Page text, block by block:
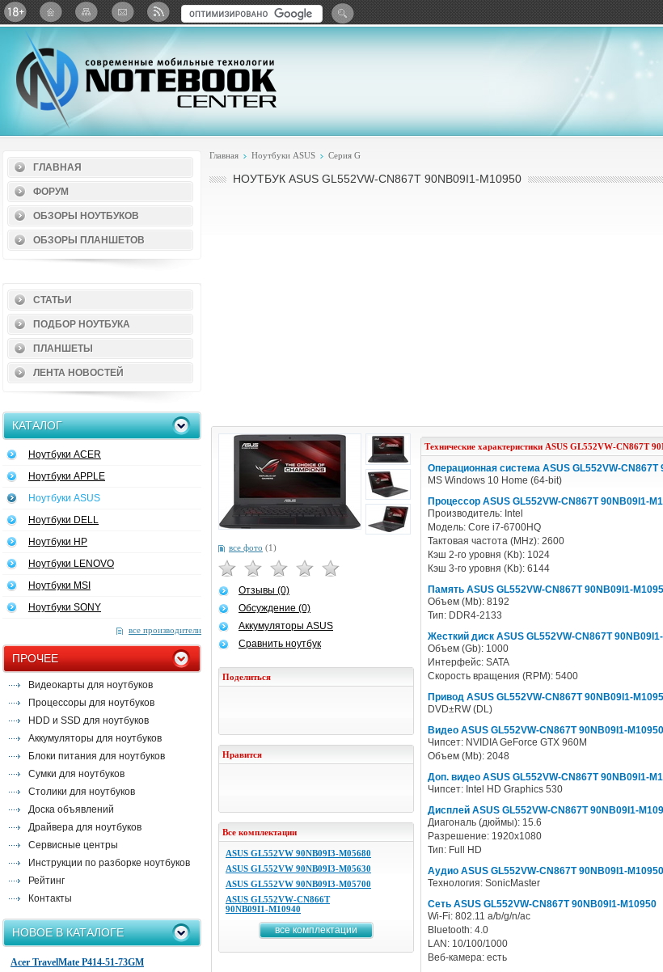
Twitter ВКонтактеGoogle+Яндекс: Каталог виджетов
ГЛАВНАЯ
ФОРУМ
ОБЗОРЫ НОУТБУКОВ
ОБЗОРЫ ПЛАНШЕТОВ
СТАТЬИ
ПОДБОР НОУТБУКА
ПЛАНШЕТЫ
ЛЕНТА НОВОСТЕЙ
КАТАЛОГ
Ноутбуки ACER
Ноутбуки APPLE
Ноутбуки ASUS
Ноутбуки DELL
Ноутбуки HP
Ноутбуки LENOVO
Ноутбуки MSI
Ноутбуки SONY
все производители
ПРОЧЕЕ
Видеокарты для ноутбуков
Процессоры для ноутбуков
HDD и SSD для ноутбуков
Аккумуляторы для ноутбуков
Блоки питания для ноутбуков
Сумки для ноутбуков
Столики для ноутбуков
Доска объявлений
Драйвера для ноутбуков
Сервисные центры
Инструкции по разборке ноутбуков
Рейтинг
Контакты
НОВОЕ В КАТАЛОГЕ
Acer TravelMate P414-51-73GM
Главная Ноутбуки ASUS Серия G
НОУТБУК ASUS GL552VW-CN867T 90NB09I1-M10950
все фото (1)
Отзывы (0)
Обсуждение (0)
Аккумуляторы ASUS
Сравнить ноутбук
Поделиться
Нравится
Все комплектации
ASUS GL552VW 90NB09I3-M05680
ASUS GL552VW 90NB09I3-M05630
ASUS GL552VW 90NB09I3-M05700
ASUS GL552VW-CN866T
90NB09I1-M10940
все комплектации
Технические характеристики ASUS GL552VW-CN867T
Операционная система ASUS GL552VW-CN867T
MS Windows 10 Home (64-bit)
Процессор ASUS GL552VW-CN867T 90NB09I1-
Производитель: Intel
Модель: Core i7-6700HQ
Тактовая частота (MHz): 2600
Кэш 2-го уровня (Kb): 1024
Кэш 3-го уровня (Kb): 6144
Память ASUS GL552VW-CN867T 90NB09I1-
Объем (Mb): 8192
Тип: DDR4-2133
Жесткий диск ASUS GL552VW-CN867T
Объем (Gb): 1000
Интерфейс: SATA
Скорость вращения (RPM): 5400
Привод ASUS GL552VW-CN867T 90NB09I1-
DVD±RW (DL)
Видео ASUS GL552VW-CN867T 90NB09I1-M10950
Чипсет: NVIDIA GeForce GTX 960M
Объем (Mb): 2048
Доп. видео ASUS GL552VW-CN867T 90NB09I1-
Чипсет: Intel HD Graphics 530
Дисплей ASUS GL552VW-CN867T 90NB09I1-
Диагональ (дюймы): 15.6
Разрешение: 1920x1080
Тип: Full HD
Аудио ASUS GL552VW-CN867T 90NB09I1-M10950
Технология: SonicMaster
Сеть ASUS GL552VW-CN867T 90NB09I1-M10950
Wi-Fi: 802.11 a/b/g/n/ac
Bluetooth: 4.0
LAN: 10/100/1000
Веб-камера: есть